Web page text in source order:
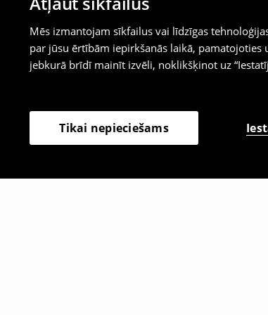
Mēs izmantojam sīkfailus vai līdzīgas
par jūsu ērtībām iepirkšanās laikā,
jebkurā brīdī mainīt izvēli, noklikšķinot uz
Tikai nepieciešams